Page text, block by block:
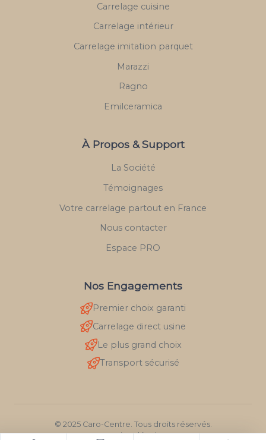
Carrelage cuisine
Carrelage intérieur
Carrelage imitation parquet
Marazzi
Ragno
Emilceramica
À Propos & Support
La Société
Témoignages
Votre carrelage partout en France
Nous contacter
Espace PRO
Nos Engagements
Premier choix garanti
Carrelage direct usine
Le plus grand choix
Transport sécurisé
© 2025 Caro-Centre. Tous droits réservés.
Mentions légales